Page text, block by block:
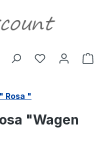
Rosa "
"Wagen